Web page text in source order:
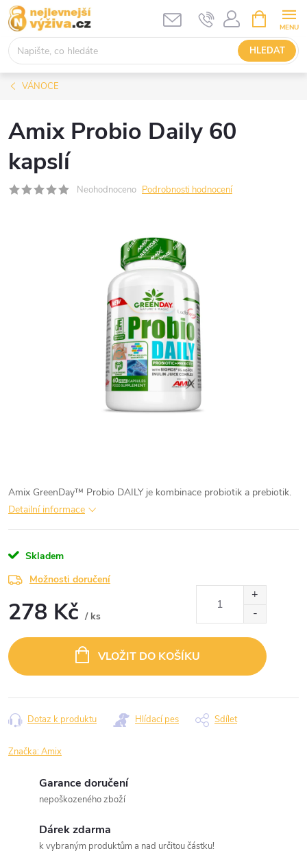
Přejít
na
obsah
HLEDAT
NÁKUPNÍ
KOŠÍK
VÁNOCE
Amix Probio Daily 60
kapslí
Neohodnoceno Podrobnosti hodnocení
Amix GreenDay™ Probio DAILY je kombinace probiotik a prebiotik.
Detailní informace
Skladem
Možnosti doručení
278 Kč / ks
cena:
VLOŽIT DO KOŠÍKU
Dotaz k produktu Hlídací pes Sdílet
Značka:Amix
Garance doručení
nepoškozeného zboží
Dárek zdarma
k vybraným produktům a nad určitou částku!